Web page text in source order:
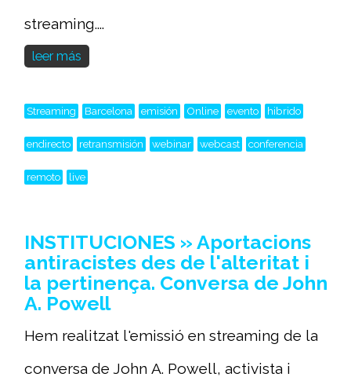
streaming....
leer más
Streaming Barcelona emisión Online evento hibrido
endirecto retransmisión webinar webcast conferencia
remoto live
INSTITUCIONES » Aportacions
antiracistes des de l'alteritat i
la pertinença. Conversa de John
A. Powell
Hem realitzat l'emissió en streaming de la
conversa de John A. Powell, activista i